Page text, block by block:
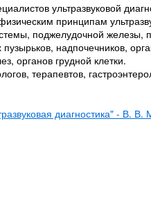
ультразвуковой
принципам
поджелудочной железы,
надпочечников,
органов грудной клетки.
терапевтов,
диагностика" - В. В.